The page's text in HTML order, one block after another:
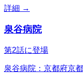
詳細 →
泉谷病院
第2話に登場
泉谷病院：京都府京